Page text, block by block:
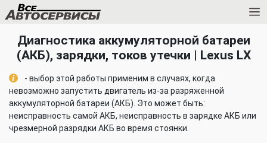
Диагностика аккумуляторной батареи
(АКБ), зарядки, токов утечки | Lexus LX
- выбор этой работы применим в случаях, когда
невозможно запустить двигатель из-за разряженной
аккумуляторной батареи (АКБ). Это может быть:
неисправность самой АКБ, неисправность в зарядке АКБ или
чрезмерной разрядки АКБ во время стоянки.